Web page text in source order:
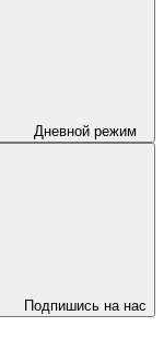
Дневной режим
Подпишись на нас